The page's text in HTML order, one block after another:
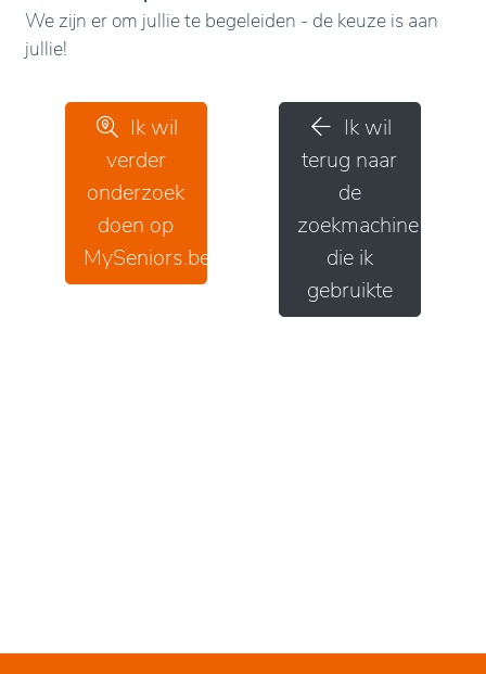
We zijn er om jullie te begeleiden - de keuze is aan
jullie!
Ik wil
verder
onderzoek
doen op
MySeniors.be
Ik wil
terug naar
de
zoekmachine
die ik
gebruikte